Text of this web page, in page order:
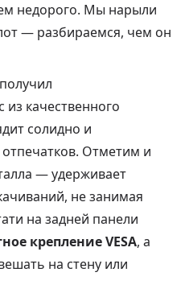
недорого. Мы нарыли
— разбираемся, чем он
качественного
солидно и
Отметим и
— удерживает
не занимая
на задней панели
крепление VESA, а
на стену или